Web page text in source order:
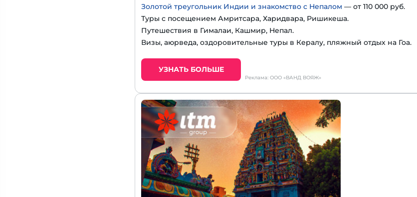
Золотой треугольник Индии и знакомство с Непалом — от 110 000 руб.
Туры с посещением Амритсара, Харидвара, Ришикеша.
Путешествия в Гималаи, Кашмир, Непал.
Визы, аюрведа, оздоровительные туры в Кералу, пляжный отдых на Гоа.
УЗНАТЬ БОЛЬШЕ
Реклама: ООО «ВАНД ВОЯЖ»